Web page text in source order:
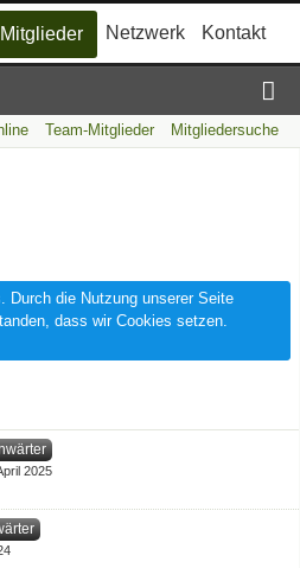
Mitglieder Netzwerk Kontakt
Team-Mitglieder Mitgliedersuche
Durch die Nutzung unserer Seite
dass wir Cookies setzen.
2025